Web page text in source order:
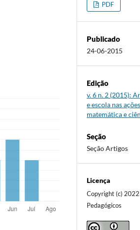
PDF
Publicado
24-06-2015
Edição
v. 6 n. 2 (2015):
e escola nas
matemática e
Seção
Seção Artigos
Licença
Copyright (c)
Pedagógicos